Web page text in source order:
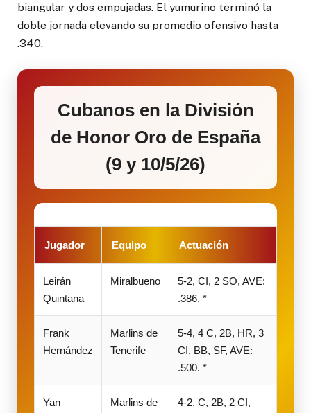
biangular y dos empujadas. El yumurino terminó la
doble jornada elevando su promedio ofensivo hasta
.340.
Cubanos en la División
de Honor Oro de España
(9 y 10/5/26)
Jugador Equipo Actuación
Leirán
Quintana
Miralbueno
5-2, CI, 2 SO, AVE:
.386. *
Frank
Hernández
Marlins de
Tenerife
5-4, 4 C, 2B, HR, 3
CI, BB, SF, AVE:
.500. *
Yan
Marlins de
4-2, C, 2B, 2 CI,